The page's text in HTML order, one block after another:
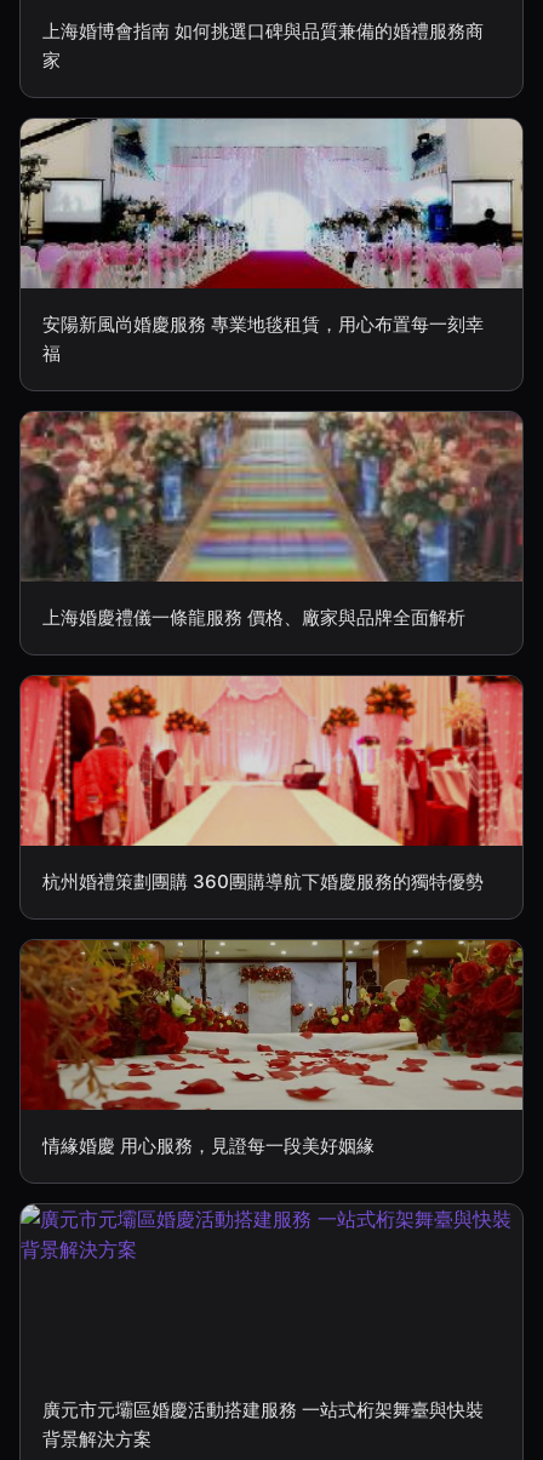
上海婚博會指南 如何挑選口碑與品質兼備的婚禮服務商
家
安陽新風尚婚慶服務 專業地毯租賃，用心布置每一刻幸
福
上海婚慶禮儀一條龍服務 價格、廠家與品牌全面解析
杭州婚禮策劃團購 360團購導航下婚慶服務的獨特優勢
情緣婚慶 用心服務，見證每一段美好姻緣
廣元市元壩區婚慶活動搭建服務 一站式桁架舞臺與快裝
背景解決方案